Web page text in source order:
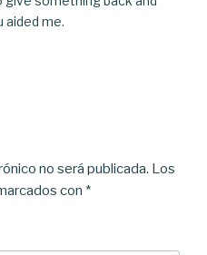
aided me.
no será publicada. Los
con *